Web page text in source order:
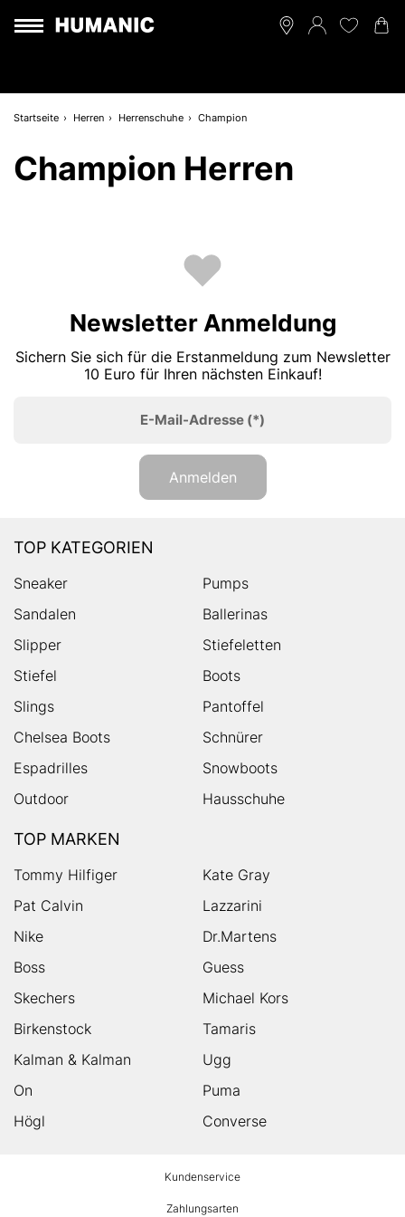
Startseite Herren Herrenschuhe Champion
Champion Herren
Newsletter Anmeldung
Sichern Sie sich für die Erstanmeldung zum Newsletter
10 Euro für Ihren nächsten Einkauf!
E-Mail-Adresse (*)
Anmelden
TOP KATEGORIEN
Sneaker
Pumps
Sandalen
Ballerinas
Slipper
Stiefeletten
Stiefel
Boots
Slings
Pantoffel
Chelsea Boots
Schnürer
Espadrilles
Snowboots
Outdoor
Hausschuhe
TOP MARKEN
Tommy Hilfiger
Kate Gray
Pat Calvin
Lazzarini
Nike
Dr.Martens
Boss
Guess
Skechers
Michael Kors
Birkenstock
Tamaris
Kalman & Kalman
Ugg
On
Puma
Högl
Converse
Kundenservice
Zahlungsarten